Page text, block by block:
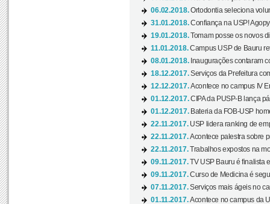
06.02.2018.Ortodontia seleciona
31.01.2018.Confiança na USP!
19.01.2018.Tomam posse os novos
11.01.2018.Campus USP de Bauru
08.01.2018. Inaugurações contaram
18.12.2017.Serviços da Prefeitura
12.12.2017.Acontece no campus IV
01.12.2017.CIPA da PUSP-B lança
01.12.2017. Bateria da FOB-USP
22.11.2017. USP lidera ranking de
22.11.2017.Acontece palestra sobre
22.11.2017.Trabalhos expostos na
09.11.2017.TV USP Bauru é finalista
09.11.2017.Curso de Medicina é
07.11.2017.Serviços mais ágeis no
01.11.2017.Acontece no campus da